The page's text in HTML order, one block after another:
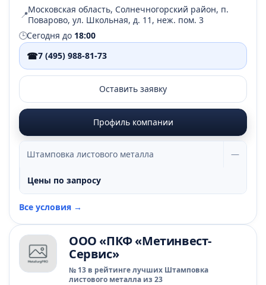
📍Московская область, Солнечногорский район, п.
Поварово, ул. Школьная, д. 11, неж. пом. 3
🕒Сегодня до 18:00
☎7 (495) 988-81-73
Оставить заявку
Профиль компании
Штамповка листового металла —
Цены по запросу
Все условия →
ООО «ПКФ «Метинвест-
Сервис»
№ 13 в рейтинге лучших Штамповка
листового металла из 23